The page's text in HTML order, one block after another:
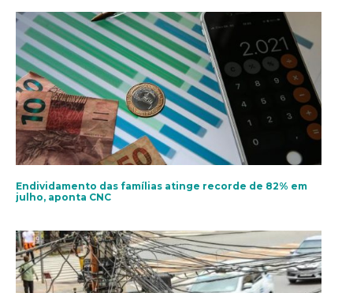
Endividamento das famílias atinge recorde de 82% em
julho, aponta CNC